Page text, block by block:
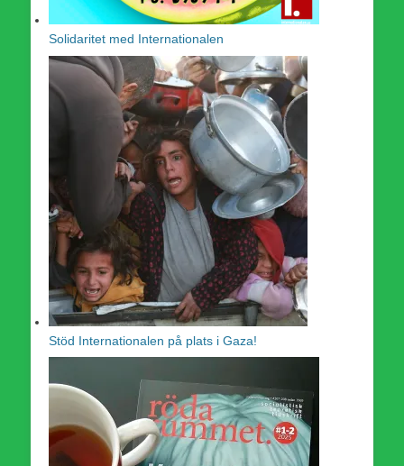
Solidaritet med Internationalen
Stöd Internationalen på plats i Gaza!